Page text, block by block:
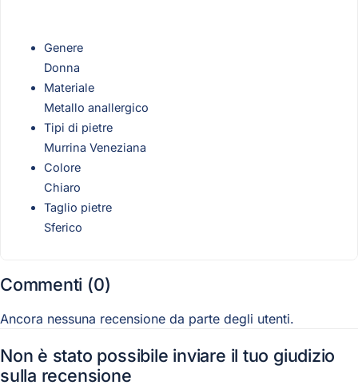
Genere
Donna
Materiale
Metallo anallergico
Tipi di pietre
Murrina Veneziana
Colore
Chiaro
Taglio pietre
Sferico
Commenti (0)
Ancora nessuna recensione da parte degli utenti.
Non è stato possibile inviare il tuo giudizio
sulla recensione